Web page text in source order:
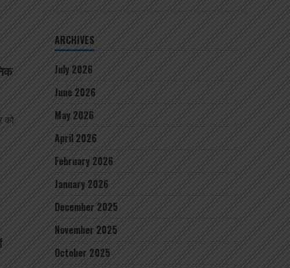
को
ARCHIVES
July 2026
June 2026
May 2026
April 2026
February 2026
January 2026
December 2025
November 2025
October 2025